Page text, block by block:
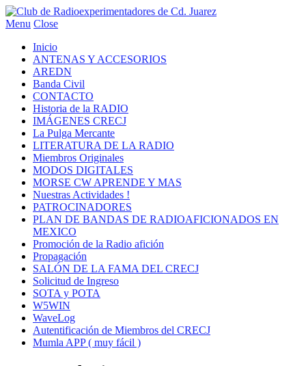
Menu Close
Inicio
ANTENAS Y ACCESORIOS
AREDN
Banda Civil
CONTACTO
Historia de la RADIO
IMÁGENES CRECJ
La Pulga Mercante
LITERATURA DE LA RADIO
Miembros Originales
MODOS DIGITALES
MORSE CW APRENDE Y MAS
Nuestras Actividades !
PATROCINADORES
PLAN DE BANDAS DE RADIOAFICIONADOS EN
MEXICO
Promoción de la Radio afición
Propagación
SALÓN DE LA FAMA DEL CRECJ
Solicitud de Ingreso
SOTA y POTA
W5WIN
WaveLog
Autentificación de Miembros del CRECJ
Mumla APP ( muy fácil )